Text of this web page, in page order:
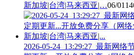
新加坡|台湾|马来西亚|…06/01
2026-05-24_13:29:27_最新网